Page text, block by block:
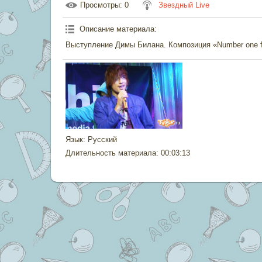
Просмотры: 0 Звездный Live
Описание материала:
Выступление Димы Билана. Композиция «Number one
Язык: Русский
Длительность материала: 00:03:13